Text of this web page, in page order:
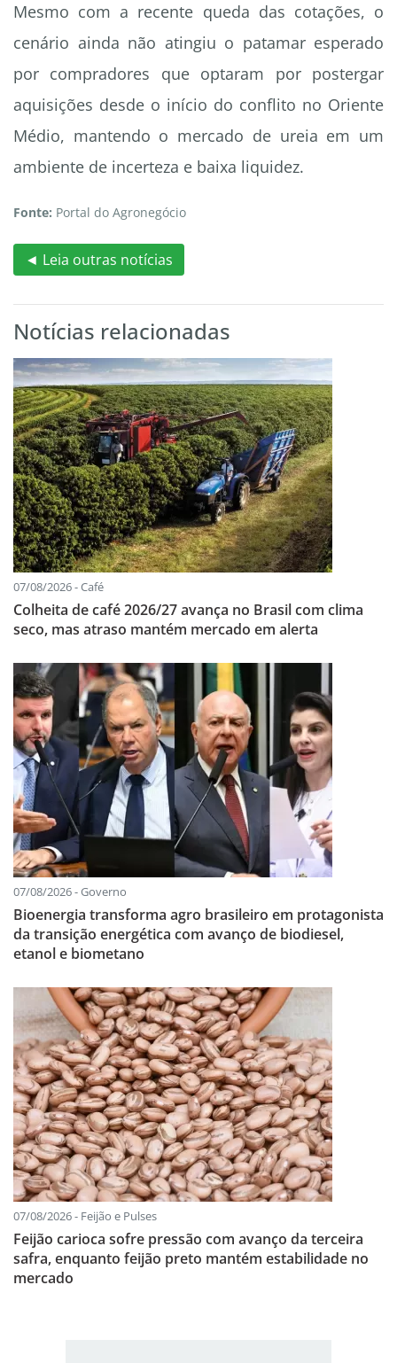
Mesmo com a recente queda das cotações, o
cenário ainda não atingiu o patamar esperado
por compradores que optaram por postergar
aquisições desde o início do conflito no Oriente
Médio, mantendo o mercado de ureia em um
ambiente de incerteza e baixa liquidez.
Fonte: Portal do Agronegócio
◄ Leia outras notícias
Notícias relacionadas
07/08/2026 - Café
Colheita de café 2026/27 avança no Brasil com clima
seco, mas atraso mantém mercado em alerta
07/08/2026 - Governo
Bioenergia transforma agro brasileiro em protagonista
da transição energética com avanço de biodiesel,
etanol e biometano
07/08/2026 - Feijão e Pulses
Feijão carioca sofre pressão com avanço da terceira
safra, enquanto feijão preto mantém estabilidade no
mercado